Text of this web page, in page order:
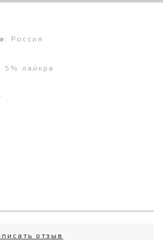
Россия
5% лайкра
отзыв